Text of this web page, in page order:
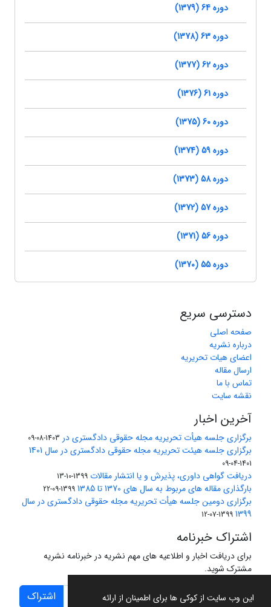
این وب سایت از کوکی ها برای اطمینان از ارائه
دوره 64 (1379)
دوره 63 (1378)
دوره 62 (1377)
دوره 61 (1376)
دوره 60 (1375)
دوره 59 (1374)
دوره 58 (1373)
دوره 57 (1372)
دوره 56 (1371)
دوره 55 (1370)
دسترسی سریع
صفحه اصلی
درباره نشریه
اعضای هیات تحریریه
ارسال مقاله
تماس با ما
نقشه سایت
آخرین اخبار
برگزاری جلسه هیأت تحریریه مجله حقوقی دادگستری در 1403-08-09
برگزاری جلسه هیئت تحریریه مجله حقوقی دادگستری در سال 1401
1401-04-09
دریافت گواهی داوری، پذیرش و یا انتشار مقالات 1399-10-13
بارگذاری مقاله های مربوط به سال های 1370 تا 1385 1399-09-22
برگزاری دومین جلسه هیأت تحریریه مجله حقوقی دادگستری در سال
1399
1399-07-12
اشتراک خبرنامه
برای دریافت اخبار و اطلاعیه های مهم نشریه در خبرنامه نشریه
مشترک شوید.
اشتراک